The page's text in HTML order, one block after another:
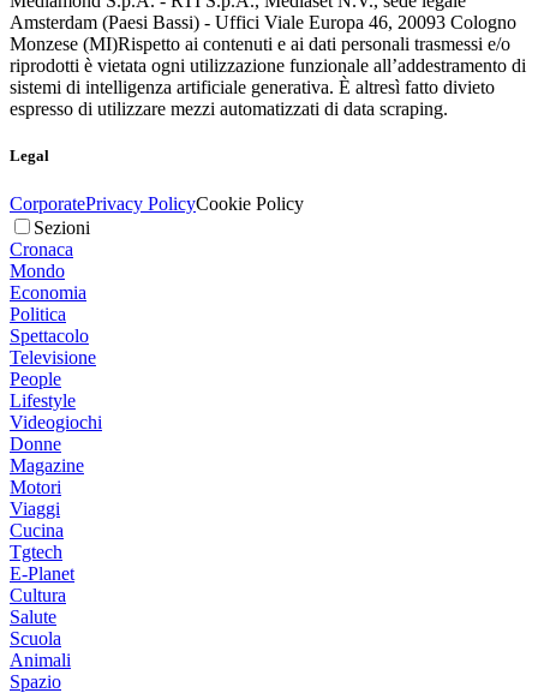
Amsterdam (Paesi Bassi) - Uffici Viale Europa 46, 20093 Cologno
Monzese (MI)Rispetto ai contenuti e ai dati personali trasmessi e/o
riprodotti è vietata ogni utilizzazione funzionale all’addestramento di
sistemi di intelligenza artificiale generativa. È altresì fatto divieto
espresso di utilizzare mezzi automatizzati di data scraping.
Legal
CorporatePrivacy PolicyCookie Policy
Sezioni
Cronaca
Mondo
Economia
Politica
Spettacolo
Televisione
People
Lifestyle
Videogiochi
Donne
Magazine
Motori
Viaggi
Cucina
Tgtech
E-Planet
Cultura
Salute
Scuola
Animali
Spazio